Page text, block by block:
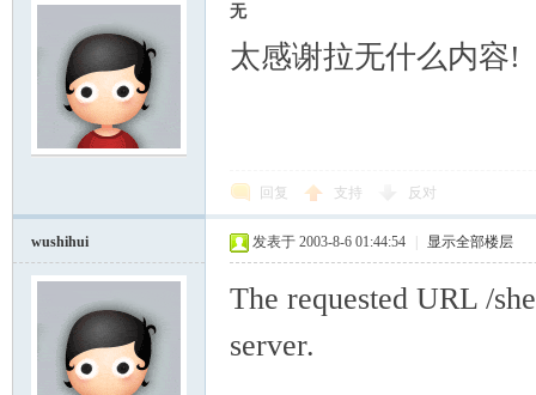
无
太感谢拉无什么内容!
回复 支持 反对
wushihui 发表于 2003-8-6 01:44:54 显示全部楼层
The requested URL /
server.